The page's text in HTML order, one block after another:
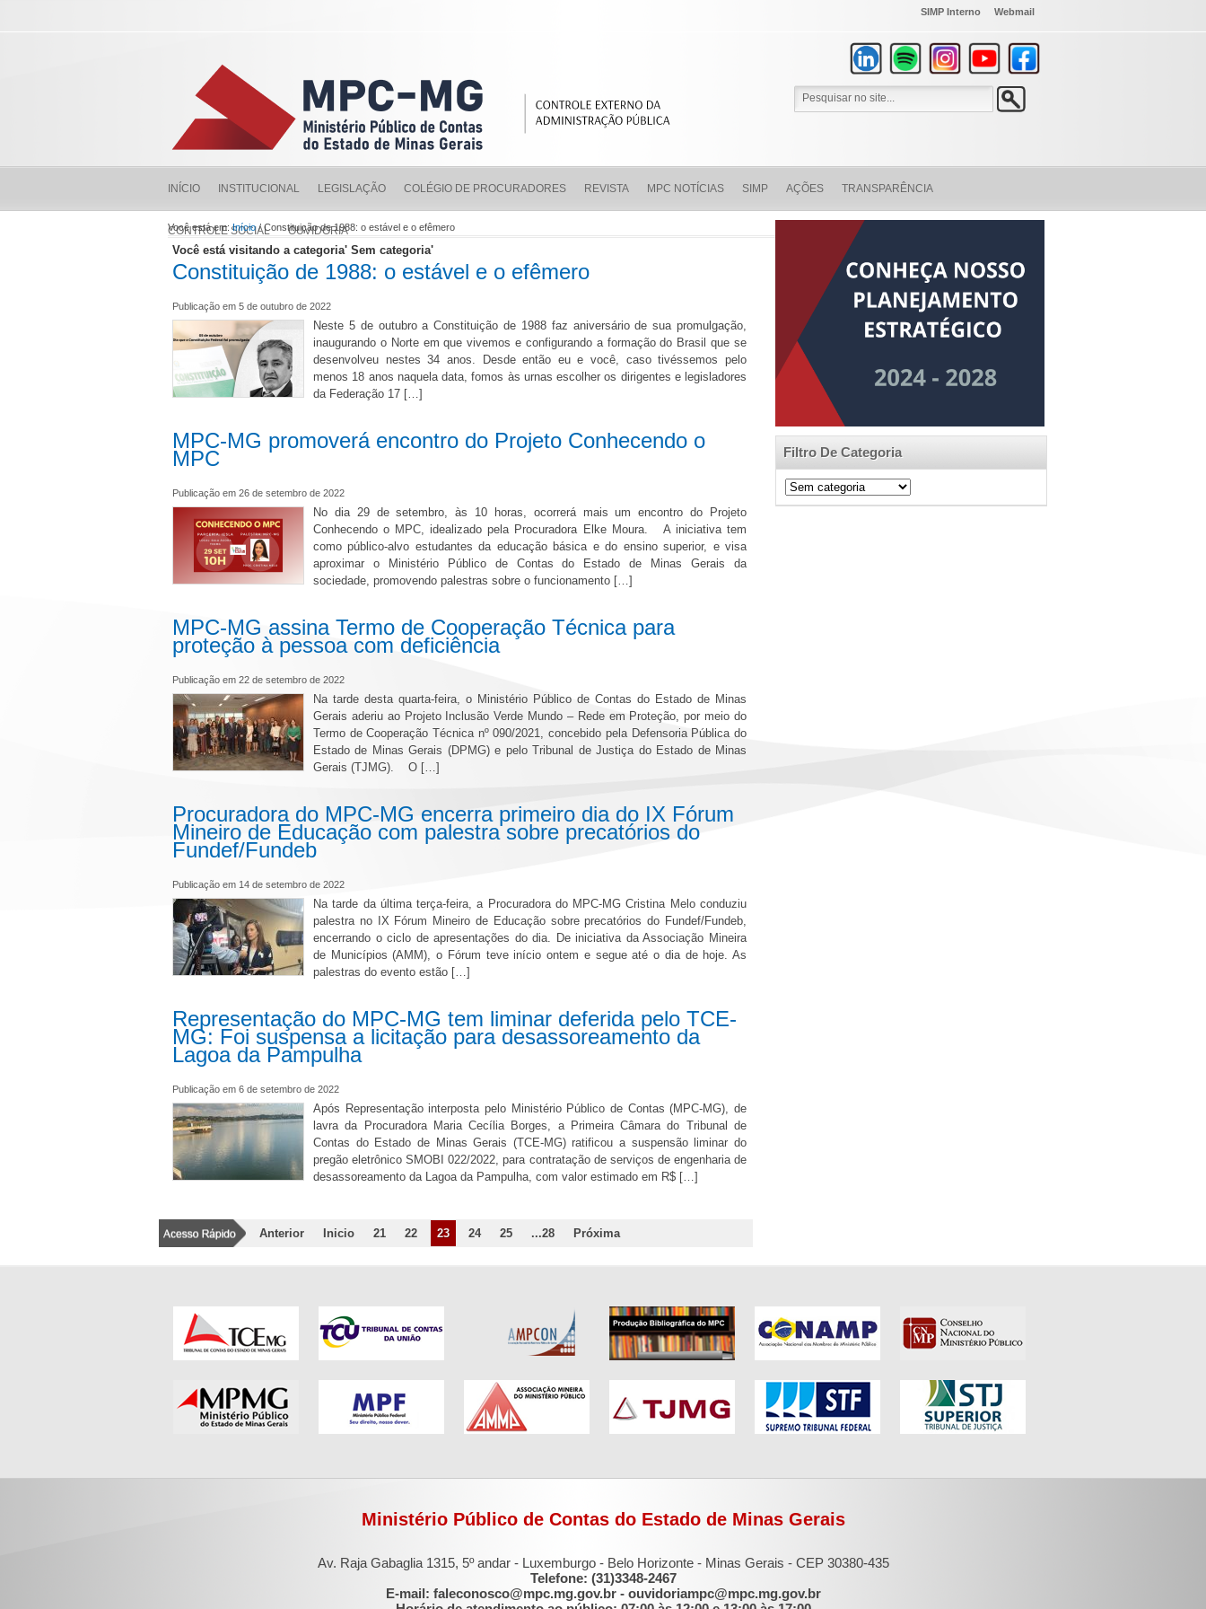
SIMP Interno Webmail
INÍCIO INSTITUCIONAL LEGISLAÇÃO COLÉGIO DE PROCURADORES REVISTA MPC NOTÍCIAS SIMP AÇÕES TRANSPARÊNCIA
CONTROLE SOCIAL OUVIDORIA
Filtro De Categoria
Filtro
Você está em:Início/ Constituição de 1988: o estável e o efêmero
Você está visitando a categoria' Sem categoria'
Constituição de 1988: o estável e o efêmero
Publicação em 5 de outubro de 2022
Neste 5 de outubro a Constituição de 1988 faz aniversário de sua promulgação,
inaugurando o Norte em que vivemos e configurando a formação do Brasil que se
desenvolveu nestes 34 anos. Desde então eu e você, caso tivéssemos pelo
menos 18 anos naquela data, fomos às urnas escolher os dirigentes e legisladores
da Federação 17 […]
MPC-MG promoverá encontro do Projeto Conhecendo o
MPC
Publicação em 26 de setembro de 2022
No dia 29 de setembro, às 10 horas, ocorrerá mais um encontro do Projeto
Conhecendo o MPC, idealizado pela Procuradora Elke Moura. A iniciativa tem
como público-alvo estudantes da educação básica e do ensino superior, e visa
aproximar o Ministério Público de Contas do Estado de Minas Gerais da
sociedade, promovendo palestras sobre o funcionamento […]
MPC-MG assina Termo de Cooperação Técnica para
proteção à pessoa com deficiência
Publicação em 22 de setembro de 2022
Na tarde desta quarta-feira, o Ministério Público de Contas do Estado de Minas
Gerais aderiu ao Projeto Inclusão Verde Mundo – Rede em Proteção, por meio do
Termo de Cooperação Técnica nº 090/2021, concebido pela Defensoria Pública do
Estado de Minas Gerais (DPMG) e pelo Tribunal de Justiça do Estado de Minas
Gerais (TJMG). O […]
Procuradora do MPC-MG encerra primeiro dia do IX Fórum
Mineiro de Educação com palestra sobre precatórios do
Fundef/Fundeb
Publicação em 14 de setembro de 2022
Na tarde da última terça-feira, a Procuradora do MPC-MG Cristina Melo conduziu
palestra no IX Fórum Mineiro de Educação sobre precatórios do Fundef/Fundeb,
encerrando o ciclo de apresentações do dia. De iniciativa da Associação Mineira
de Municípios (AMM), o Fórum teve início ontem e segue até o dia de hoje. As
palestras do evento estão […]
Representação do MPC-MG tem liminar deferida pelo TCE-
MG: Foi suspensa a licitação para desassoreamento da
Lagoa da Pampulha
Publicação em 6 de setembro de 2022
Após Representação interposta pelo Ministério Público de Contas (MPC-MG), de
lavra da Procuradora Maria Cecília Borges, a Primeira Câmara do Tribunal de
Contas do Estado de Minas Gerais (TCE-MG) ratificou a suspensão liminar do
pregão eletrônico SMOBI 022/2022, para contratação de serviços de engenharia de
desassoreamento da Lagoa da Pampulha, com valor estimado em R$ […]
Anterior Inicio 21 22 23 24 25 ...28 Próxima
Ministério Público de Contas do Estado de Minas Gerais
Av. Raja Gabaglia 1315, 5º andar - Luxemburgo - Belo Horizonte - Minas Gerais - CEP 30380-435
Telefone: (31)3348-2467
E-mail: faleconosco@mpc.mg.gov.br - ouvidoriampc@mpc.mg.gov.br